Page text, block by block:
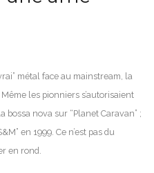
métal face au mainstream, la
les pionniers s’autorisaient
bossa nova sur “Planet Caravan” ;
en 1999. Ce n’est pas du
en rond.